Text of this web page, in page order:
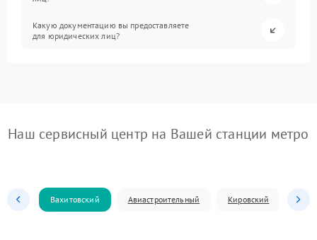
Какую документацию вы предоставляете
для юридических лиц?
Наш сервисный центр на Вашей станции метро
Вахитовский Авиастроительный Кировский